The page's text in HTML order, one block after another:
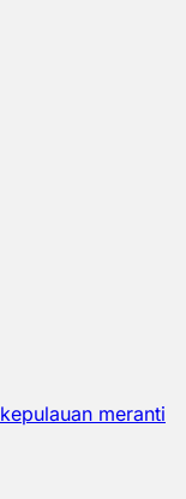
kepulauan meranti